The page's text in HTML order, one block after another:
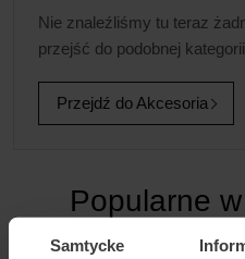
Samtycke
Nie znaleźliśmy tu teraz
przejść do podobnej
Przejdź do Akcesoria
Popularne
Lenoites